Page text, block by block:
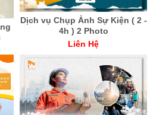
Dịch vụ Chụp Ảnh Sự Kiện ( 2 -
4h ) 2 Photo
Liên Hệ